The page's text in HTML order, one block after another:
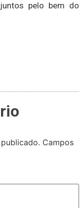
pelo bem do
Campos